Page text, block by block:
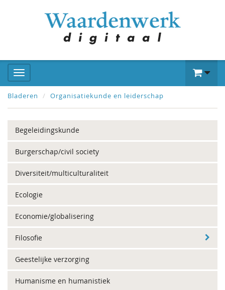
Bladeren Organisatiekunde en leiderschap
Begeleidingskunde
Burgerschap/civil society
Diversiteit/multiculturaliteit
Ecologie
Economie/globalisering
Filosofie
Geestelijke verzorging
Humanisme en humanistiek